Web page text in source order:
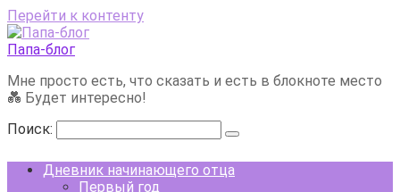
Перейти к контенту
Папа-блог
Мне просто есть, что сказать и есть в блокноте место
💑 Будет интересно!
Поиск:
Дневник начинающего отца
Первый год